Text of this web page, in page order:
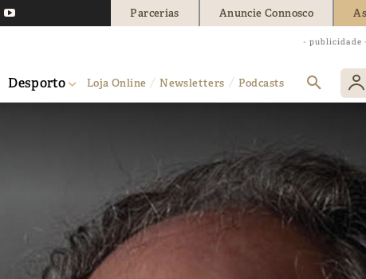
Parcerias Anuncie Connosco
- publicidade -
Desporto Loja Online Newsletters Podcasts